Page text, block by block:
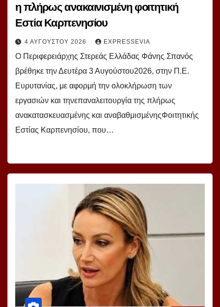
η πλήρως ανακαινισμένη φοιτητική
Εστία Καρπενησίου
4 ΑΥΓΟΎΣΤΟΥ 2026 EXPRESSEVIA
Ο Περιφερειάρχης Στερεάς Ελλάδας Φάνης Σπανός
βρέθηκε την Δευτέρα 3 Αυγούστου2026, στην Π.Ε.
Ευρυτανίας, με αφορμή την ολοκλήρωση των
εργασιών και τηνεπαναλειτουργία της πλήρως
ανακατασκευασμένης και αναβαθμισμένηςΦοιτητικής
Εστίας Καρπενησίου, που…